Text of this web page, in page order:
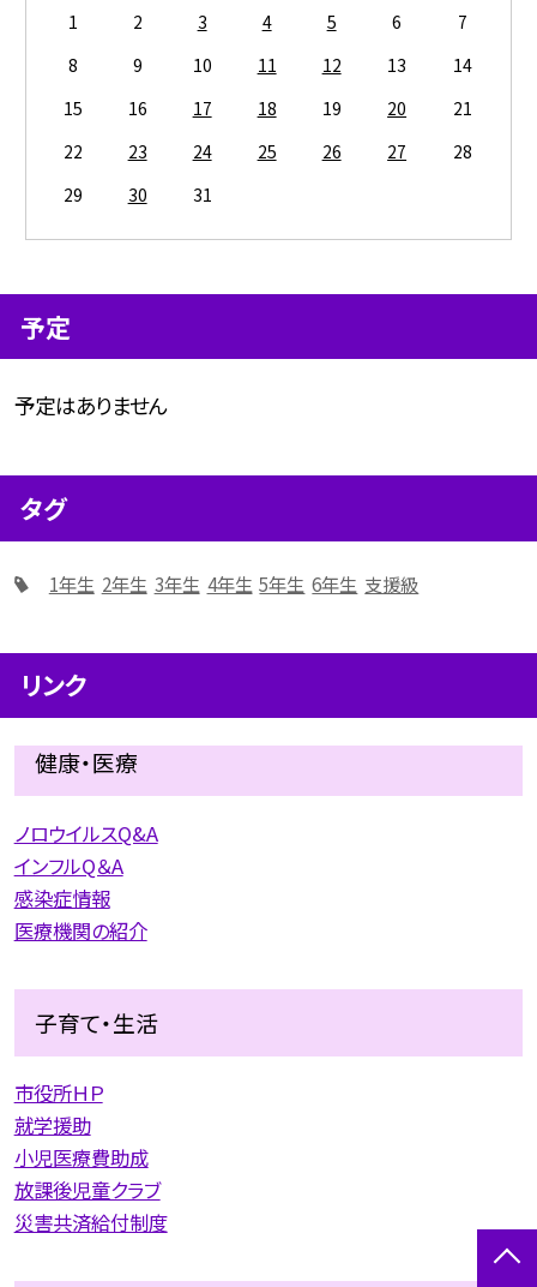
1 2 3 4 5 6
7
8
9 10 11 12 13
14
15
16 17 18 19 20
21
22
23 24 25 26 27
28
29
30 31
予定
予定はありません
タグ
1年生 2年生 3年生 4年生 5年生 6年生 支援級
リンク
健康・医療
ノロウイルスQ&A
インフルQ＆A
感染症情報
医療機関の紹介
子育て・生活
市役所ＨＰ
就学援助
小児医療費助成
放課後児童クラブ
災害共済給付制度